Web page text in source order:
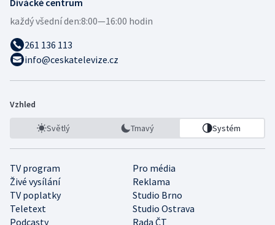
každý všední den:8:00—16:00 hodin
261 136 113
info@ceskatelevize.cz
Vzhled
Světlý Tmavý Systém
TV program
Pro média
Živé vysílání
Reklama
TV poplatky
Studio Brno
Teletext
Studio Ostrava
Podcasty
Rada ČT